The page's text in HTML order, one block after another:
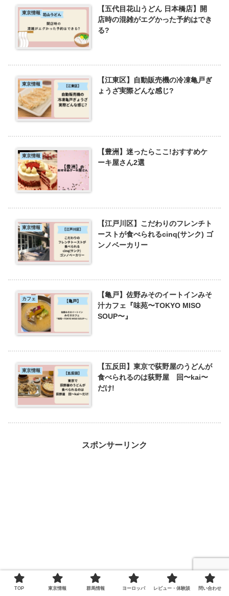
東京情報
【五代目花山うどん 日本橋店】開
店時の混雑がエグかった予約はでき
る?
東京情報
【江東区】自動販売機の冷凍亀戸ぎ
ょうざ実際どんな感じ?
東京情報
【豊洲】迷ったらここ!おすすめケ
ーキ屋さん2選
東京情報
【江戸川区】こだわりのフレンチト
ーストが食べられるcinq(サンク) ゴ
ンノベーカリー
カフェ
【亀戸】佐野みそのイートインみそ
汁カフェ『味苑〜TOKYO MISO
SOUP〜』
東京情報
【五反田】東京で荻野屋のうどんが
食べられるのは荻野屋 回〜kai〜
だけ!
スポンサーリンク
TOP 東京情報 群馬情報 ヨーロッパ レビュー・体験談 問い合わせ